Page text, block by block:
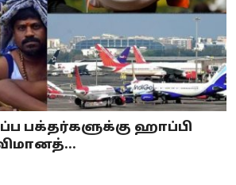
பக்தர்களுக்கு ஹாப்பி